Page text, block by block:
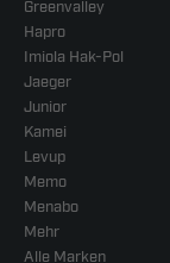
Greenvalley
Hapro
Imiola Hak-Pol
Jaeger
Junior
Kamei
Levup
Memo
Menabo
Mehr
Alle Marken